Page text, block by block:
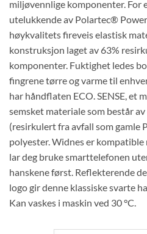
miljøvennlige komponenter. For
utelukkende av Polartec®
høykvalitets fireveis elastisk
konstruksjon laget av 63%
komponenter. Fuktighet ledes
fingrene tørre og varme til
har håndflaten ECO. SENSE, et
semsket materiale som består
(resirkulert fra avfall som gamle
polyester. Widnes er
lar deg bruke smarttelefonen
hanskene først. Reflekterende
logo gir denne klassiske svarte
Kan vaskes i maskin ved 30 °C.